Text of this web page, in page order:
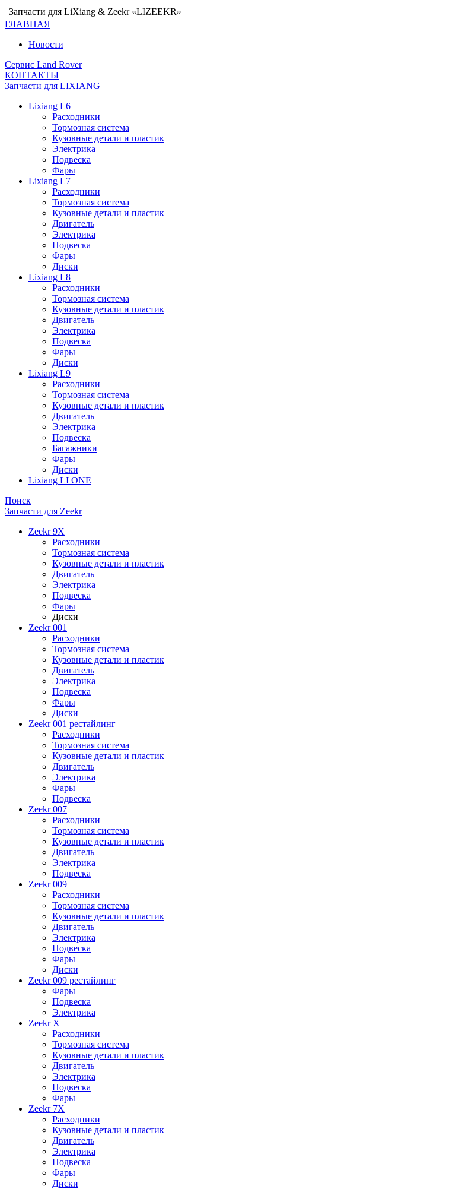
Запчасти для LiXiang & Zeekr «LIZEEKR»
ГЛАВНАЯ
Новости
Сервис Land Rover
КОНТАКТЫ
Запчасти для LIXIANG
Lixiang L6
Расходники
Тормозная система
Кузовные детали и пластик
Электрика
Подвеска
Фары
Lixiang L7
Расходники
Тормозная система
Кузовные детали и пластик
Двигатель
Электрика
Подвеска
Фары
Диски
Lixiang L8
Расходники
Тормозная система
Кузовные детали и пластик
Двигатель
Электрика
Подвеска
Фары
Диски
Lixiang L9
Расходники
Тормозная система
Кузовные детали и пластик
Двигатель
Электрика
Подвеска
Багажники
Фары
Диски
Lixiang LI ONE
Поиск
Запчасти для Zeekr
Zeekr 9X
Расходники
Тормозная система
Кузовные детали и пластик
Двигатель
Электрика
Подвеска
Фары
Диски
Zeekr 001
Расходники
Тормозная система
Кузовные детали и пластик
Двигатель
Электрика
Подвеска
Фары
Диски
Zeekr 001 рестайлинг
Расходники
Тормозная система
Кузовные детали и пластик
Двигатель
Электрика
Фары
Подвеска
Zeekr 007
Расходники
Тормозная система
Кузовные детали и пластик
Двигатель
Электрика
Подвеска
Zeekr 009
Расходники
Тормозная система
Кузовные детали и пластик
Двигатель
Электрика
Подвеска
Фары
Диски
Zeekr 009 рестайлинг
Фары
Подвеска
Электрика
Zeekr X
Расходники
Тормозная система
Кузовные детали и пластик
Двигатель
Электрика
Подвеска
Фары
Zeekr 7X
Расходники
Кузовные детали и пластик
Двигатель
Электрика
Подвеска
Фары
Диски